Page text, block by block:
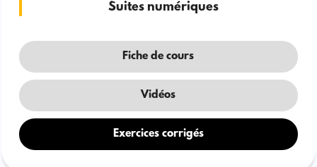
Suites numériques
Fiche de cours
Vidéos
Exercices corrigés